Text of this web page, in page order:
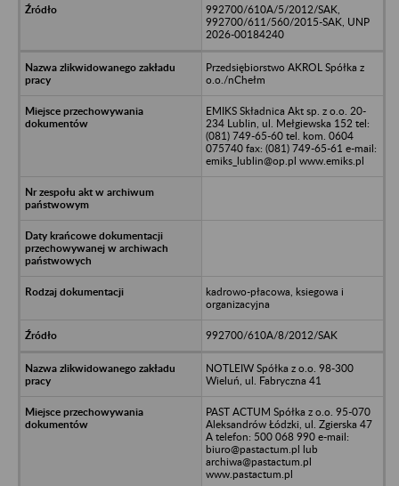
992700/610A/5/2012/SAK,
992700/611/560/2015-SAK, UNP
2026-00184240
Przedsiębiorstwo AKROL Spółka z
o.o./nChełm
EMIKS Składnica Akt sp. z o.o. 20-
234 Lublin, ul. Mełgiewska 152 tel:
(081) 749-65-60 tel. kom. 0604
075740 fax: (081) 749-65-61 e-mail:
emiks_lublin@op.pl www.emiks.pl
kadrowo-płacowa, ksiegowa i
organizacyjna
992700/610A/8/2012/SAK
NOTLEIW Spółka z o.o. 98-300
Wieluń, ul. Fabryczna 41
PAST ACTUM Spółka z o.o. 95-070
Aleksandrów Łódzki, ul. Zgierska 47
A telefon: 500 068 990 e-mail:
biuro@pastactum.pl lub
archiwa@pastactum.pl
www.pastactum.pl